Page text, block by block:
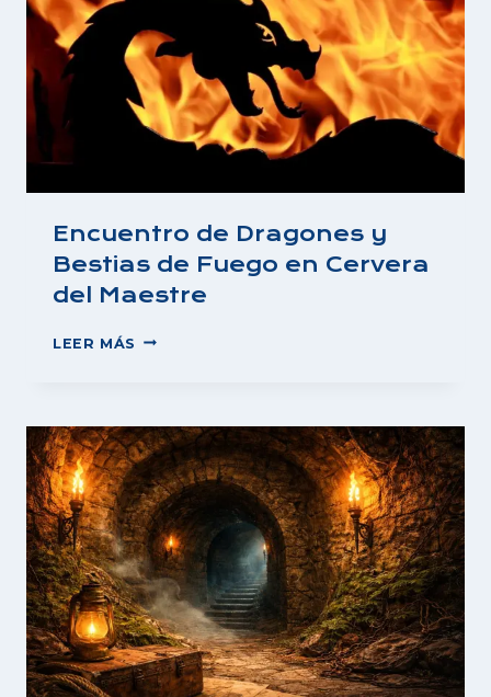
Encuentro de Dragones y
Bestias de Fuego en Cervera
del Maestre
LEER MÁS ENCUENTRO
BESTIAS
DE
FUEGO
EN
CERVERA
DEL
MAESTRE